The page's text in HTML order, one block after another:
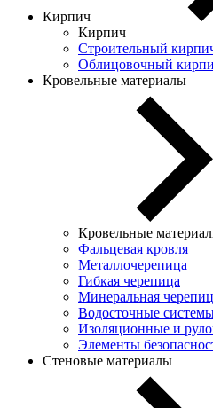
Кирпич
Кирпич
Строительный
Облицовочный
Кровельные материалы
Кровельные
Фальцевая кровля
Металлочерепица
Гибкая черепица
Минеральная
Водосточные
Изоляционные и
Элементы
Стеновые материалы